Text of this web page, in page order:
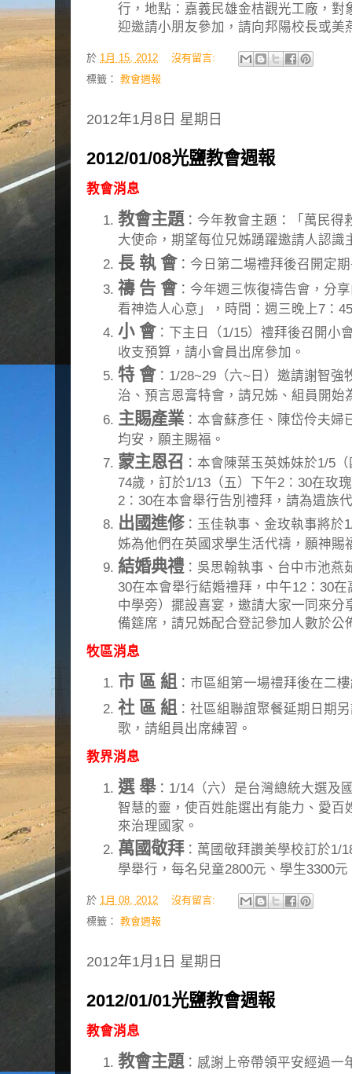
行，地點：嘉義民雄金桔觀光工廠，對
迎邀請小朋友參加，請向邦陽校長或美
於 1月 15, 2012
沒有留言:
標籤： 教會週報
2012年1月8日 星期日
2012/01/08光鹽教會週報
教會消息
教會主題：今年教會主題：「萬民得
大使命，期望每位兄姊踴躍邀請人認識
長 執 會 ：今日第二場禮拜後召開定
禱 告 會 ：今年週三恢復禱告會，分
看神造人心意」，時間：週三晚上7：
小 會 ：下主日（1/15）禮拜後召開小
收支預算，請小會員出席參加。
特 會 ：1/28~29（六~日）邀請謝智
治、預言恩膏特會，請兄姊、組員開始
主賜產業 ：本會蘇彥任、陳岱伶夫
均安，願主賜福。
蒙主恩召 ：本會陳葉玉英姊妹於1/5
74歲，訂於1/13（五）下午2：30在玫
2：30在本會舉行告別禮拜，請為遺族
出國進修：玉佳執事、金玫執事將於
姊為他們在英國求學生活代禱，願神賜
結婚典禮 ：吳思翰執事、台中市池
30在本會舉行結婚禮拜，中午12：30
中學旁）擺設喜宴，邀請大家一同來
備筵席，請兄姊配合登記參加人數於公
牧區消息
市 區 組 ：市區組第一場禮拜後在二
社 區 組 ：社區組聯誼聚餐延期日期
歌，請組員出席練習。
教界消息
選 舉：1/14（六）是台灣總統大選及
智慧的靈，使百姓能選出有能力、愛百
來治理國家。
萬國敬拜：萬國敬拜讚美學校訂於1/
學舉行，每名兒童2800元、學生3300
於 1月 08, 2012
沒有留言:
標籤： 教會週報
2012年1月1日 星期日
2012/01/01光鹽教會週報
教會消息
教會主題：感謝上帝帶領平安經過一